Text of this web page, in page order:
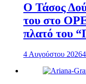
Ο Τάσος
του στο
πλατό του
4 Αυγούστου 2026